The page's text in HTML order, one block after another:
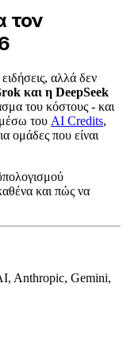
τον
αλλά δεν
και η DeepSeek
του κόστους - και
του AI Credits,
ομάδες που είναι
και πώς να
Anthropic, Gemini,